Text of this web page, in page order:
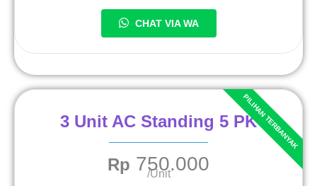
CHAT VIA WA
3 Unit AC Standing 5 PK
Rp 750.000
/Unit